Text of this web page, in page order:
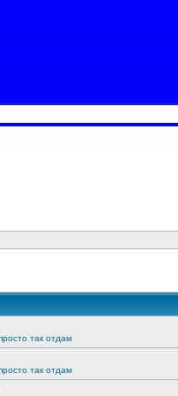
так отдам
так отдам